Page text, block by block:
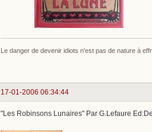
Le danger de devenir idiots n'est pas de nature à
17-01-2006 06:34:44
"Les Robinsons Lunaires" Par G.Lefaure